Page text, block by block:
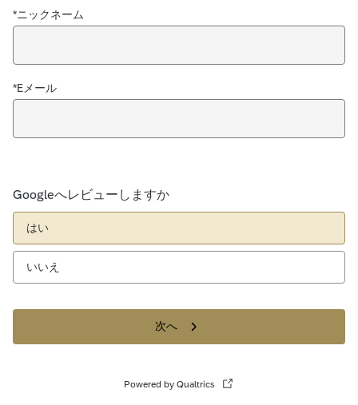
須
*ニックネーム
*Eメール
Googleへレビューしますか
はい
いいえ
次へ
Powered by Qualtrics